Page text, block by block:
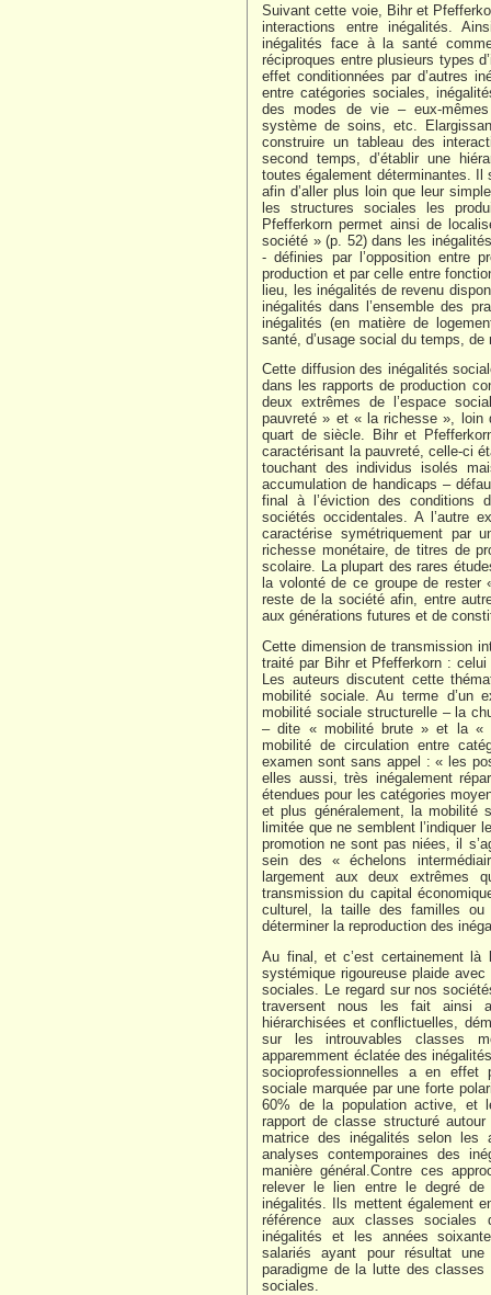
Suivant cette voie, Bihr et
interactions entre inégalités.
inégalités face à la santé
réciproques entre plusieurs types
effet conditionnées par d’autres
entre catégories sociales,
des modes de vie – eux-
système de soins, etc.
construire un tableau des
second temps, d’établir une
toutes également déterminantes. Il
afin d’aller plus loin que leur
les structures sociales les
Pfefferkorn permet ainsi de
société » (p. 52) dans les
- définies par l’opposition entre
production et par celle entre
lieu, les inégalités de revenu
inégalités dans l’ensemble des
inégalités (en matière de
santé, d’usage social du temps,
Cette diffusion des inégalités
dans les rapports de production
deux extrêmes de l’espace
pauvreté » et « la richesse », loin
quart de siècle. Bihr et
caractérisant la pauvreté, celle-ci
touchant des individus isolés
accumulation de handicaps –
final à l’éviction des conditions
sociétés occidentales. A l’autre
caractérise symétriquement par
richesse monétaire, de titres de
scolaire. La plupart des rares
la volonté de ce groupe de
reste de la société afin, entre
aux générations futures et de
Cette dimension de transmission
traité par Bihr et Pfefferkorn :
Les auteurs discutent cette
mobilité sociale. Au terme d’un
mobilité sociale structurelle – la
– dite « mobilité brute » et la «
mobilité de circulation entre
examen sont sans appel : « les
elles aussi, très inégalement
étendues pour les catégories
et plus généralement, la mobilité
limitée que ne semblent
promotion ne sont pas niées, il
sein des « échelons
largement aux deux extrêmes
transmission du capital
culturel, la taille des familles ou
déterminer la reproduction des
Au final, et c’est certainement
systémique rigoureuse plaide
sociales. Le regard sur nos
traversent nous les fait ainsi
hiérarchisées et conflictuelles,
sur les introuvables classes
apparemment éclatée des
socioprofessionnelles a en effet
sociale marquée par une forte
60% de la population active, et
rapport de classe structuré
matrice des inégalités selon
analyses contemporaines des
manière général.Contre ces
relever le lien entre le degré de
inégalités. Ils mettent également
référence aux classes sociales
inégalités et les années
salariés ayant pour résultat
paradigme de la lutte des
sociales.